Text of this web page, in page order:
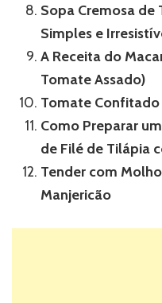
Sopa Cremosa de
Simples e
A Receita do
Tomate Assado)
Tomate Confitado
Como Preparar
de Filé de Tilápia
Tender com
Manjericão